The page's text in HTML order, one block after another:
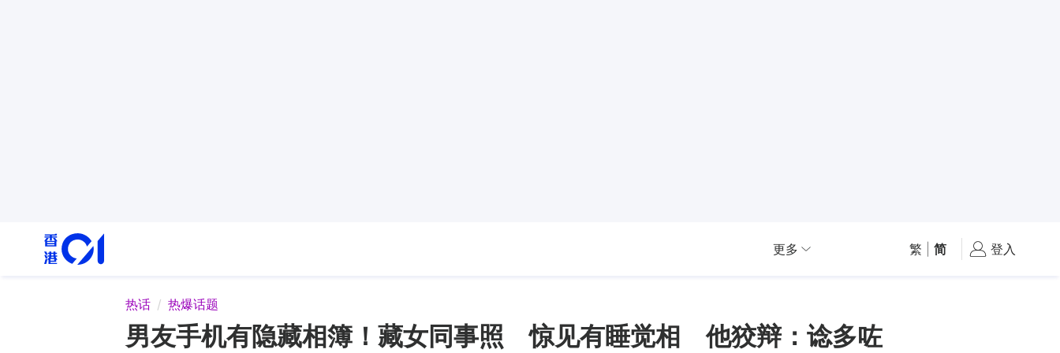
更多 繁 简 登入
热话 热爆话题
男友手机有隐藏相簿！藏女同事照 惊见有睡觉相 他狡辩：谂多咗